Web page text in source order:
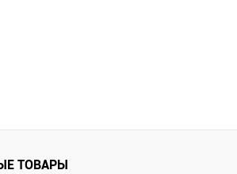
ТОВАРЫ